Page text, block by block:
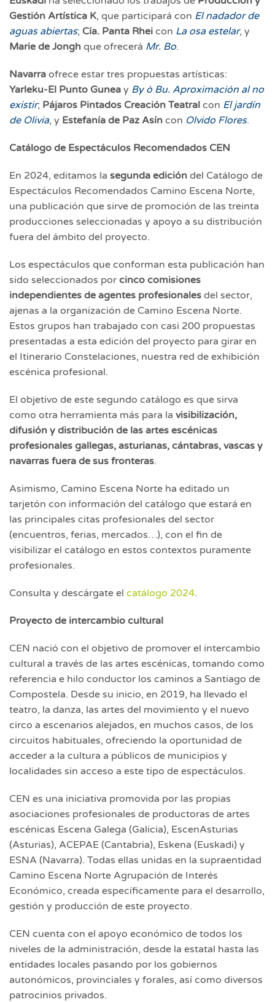
Gestión Artística K, que participará con El nadador de
aguas abiertas; Cía. Panta Rhei con La osa estelar, y
Marie de Jongh que ofrecerá Mr. Bo.
Navarra ofrece estar tres propuestas artísticas:
Yarleku-El Punto Gunea y By ò Bu. Aproximación al no
existir; Pájaros Pintados Creación Teatral con El jardín
de Olivia, y Estefanía de Paz Asín con Olvido Flores.
Catálogo de Espectáculos Recomendados CEN
En 2024, editamos la segunda edición del Catálogo de
Espectáculos Recomendados Camino Escena Norte,
una publicación que sirve de promoción de las treinta
producciones seleccionadas y apoyo a su distribución
fuera del ámbito del proyecto.
Los espectáculos que conforman esta publicación han
sido seleccionados por cinco comisiones
independientes de agentes profesionales del sector,
ajenas a la organización de Camino Escena Norte.
Estos grupos han trabajado con casi 200 propuestas
presentadas a esta edición del proyecto para girar en
el Itinerario Constelaciones, nuestra red de exhibición
escénica profesional.
El objetivo de este segundo catálogo es que sirva
como otra herramienta más para la visibilización,
difusión y distribución de las artes escénicas
profesionales gallegas, asturianas, cántabras, vascas y
navarras fuera de sus fronteras.
Asimismo, Camino Escena Norte ha editado un
tarjetón con información del catálogo que estará en
las principales citas profesionales del sector
(encuentros, ferias, mercados…), con el fin de
visibilizar el catálogo en estos contextos puramente
profesionales.
Consulta y descárgate el catálogo 2024.
Proyecto de intercambio cultural
CEN nació con el objetivo de promover el intercambio
cultural a través de las artes escénicas, tomando como
referencia e hilo conductor los caminos a Santiago de
Compostela. Desde su inicio, en 2019, ha llevado el
teatro, la danza, las artes del movimiento y el nuevo
circo a escenarios alejados, en muchos casos, de los
circuitos habituales, ofreciendo la oportunidad de
acceder a la cultura a públicos de municipios y
localidades sin acceso a este tipo de espectáculos.
CEN es una iniciativa promovida por las propias
asociaciones profesionales de productoras de artes
escénicas Escena Galega (Galicia), EscenAsturias
(Asturias), ACEPAE (Cantabria), Eskena (Euskadi) y
ESNA (Navarra). Todas ellas unidas en la supraentidad
Camino Escena Norte Agrupación de Interés
Económico, creada específicamente para el desarrollo,
gestión y producción de este proyecto.
CEN cuenta con el apoyo económico de todos los
niveles de la administración, desde la estatal hasta las
entidades locales pasando por los gobiernos
autonómicos, provinciales y forales, así como diversos
patrocinios privados.